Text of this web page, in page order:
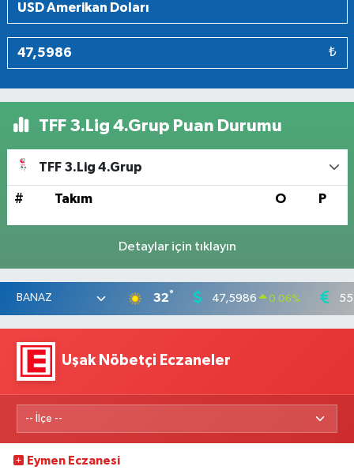
₺
TFF 3.Lig 4.Grup Puan Durumu
TFF 3.Lig 4.Grup
# Takım O P
Detaylar için tıklayın
32° 47,5986 0.06%
Uşak Nöbetçi Eczaneler
Eymen Eczanesi